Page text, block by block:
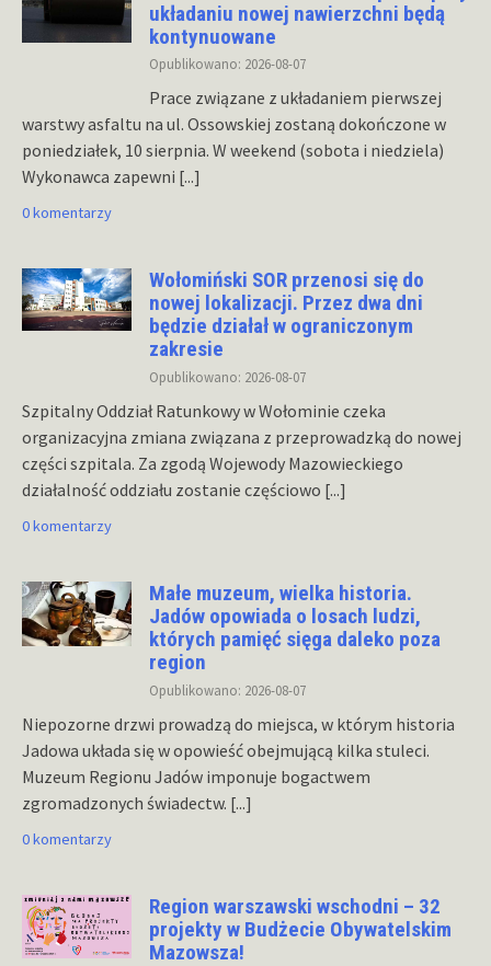
układaniu nowej nawierzchni będą
kontynuowane
Opublikowano: 2026-08-07
Prace związane z układaniem pierwszej
warstwy asfaltu na ul. Ossowskiej zostaną dokończone w
poniedziałek, 10 sierpnia. W weekend (sobota i niedziela)
Wykonawca zapewni [...]
0 komentarzy
Wołomiński SOR przenosi się do
nowej lokalizacji. Przez dwa dni
będzie działał w ograniczonym
zakresie
Opublikowano: 2026-08-07
Szpitalny Oddział Ratunkowy w Wołominie czeka
organizacyjna zmiana związana z przeprowadzką do nowej
części szpitala. Za zgodą Wojewody Mazowieckiego
działalność oddziału zostanie częściowo [...]
0 komentarzy
Małe muzeum, wielka historia.
Jadów opowiada o losach ludzi,
których pamięć sięga daleko poza
region
Opublikowano: 2026-08-07
Niepozorne drzwi prowadzą do miejsca, w którym historia
Jadowa układa się w opowieść obejmującą kilka stuleci.
Muzeum Regionu Jadów imponuje bogactwem
zgromadzonych świadectw. [...]
0 komentarzy
Region warszawski wschodni – 32
projekty w Budżecie Obywatelskim
Mazowsza!